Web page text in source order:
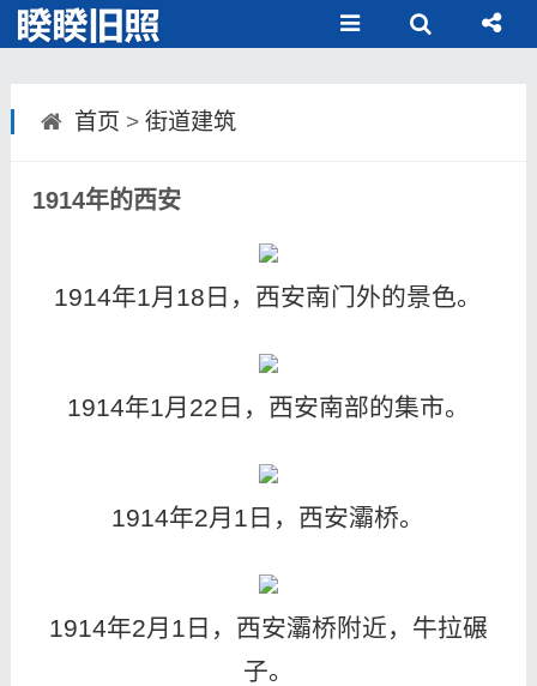
首页 > 街道建筑
1914年的西安
1914年1月18日，西安南门外的景色。
1914年1月22日，西安南部的集市。
1914年2月1日，西安灞桥。
1914年2月1日，西安灞桥附近，牛拉碾
子。